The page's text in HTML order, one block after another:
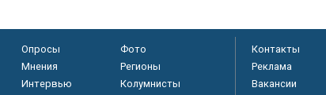
Опросы
Фото
Мнения
Регионы
Интервью Колумнисты
Контакты
Реклама
Вакансии